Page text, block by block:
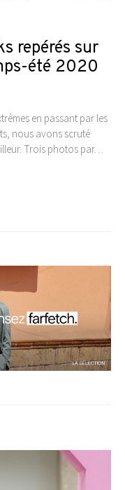
repérés sur
été 2020
en passant par les
nous avons scruté
Trois photos par…